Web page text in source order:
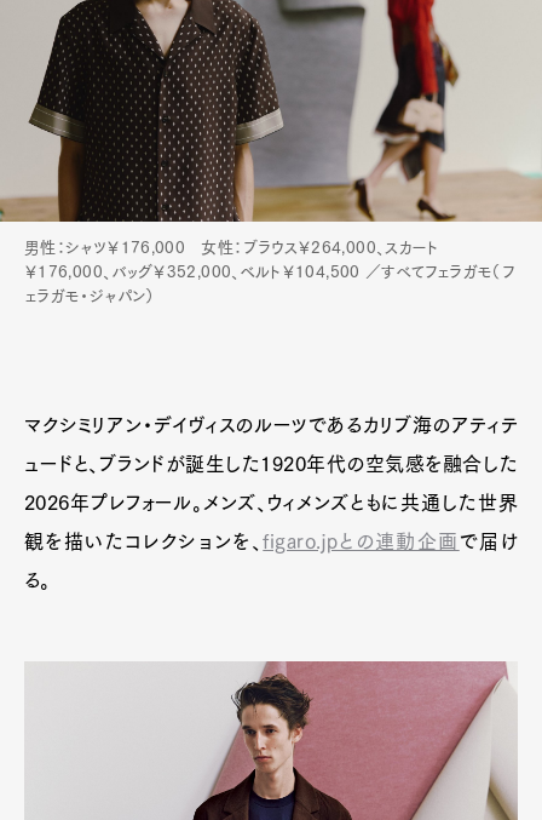
男性：シャツ￥176,000 女性：ブラウス￥264,000、スカート
￥176,000、バッグ￥352,000、ベルト￥104,500 ／すべてフェラガモ（フ
ェラガモ・ジャパン）
マクシミリアン・デイヴィスのルーツであるカリブ海のアティテ
ュードと、ブランドが誕生した1920年代の空気感を融合した
2026年プレフォール。メンズ、ウィメンズともに共通した世界
観を描いたコレクションを、figaro.jpとの連動企画 で届け
る。